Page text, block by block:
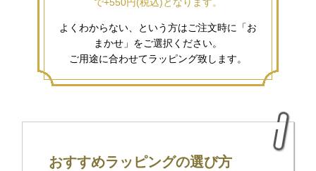
で+550円(税込)となります。
よくわからない、という方はご注文時に「お
まかせ」をご選択ください。
ご用途に合わせてラッピング致します。
おすすめラッピングの選び方